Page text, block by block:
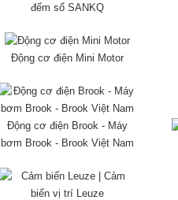
đếm số SANKQ
Động cơ điện Mini Motor
Động cơ điện Brook - Máy
bơm Brook - Brook Việt Nam